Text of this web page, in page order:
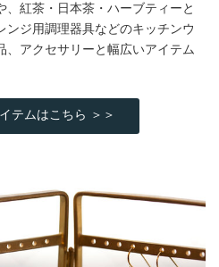
紅茶・日本茶・ハーブティーと
ンジ用調理器具などのキッチンウ
、アクセサリーと幅広いアイテム
テムはこちら ＞＞